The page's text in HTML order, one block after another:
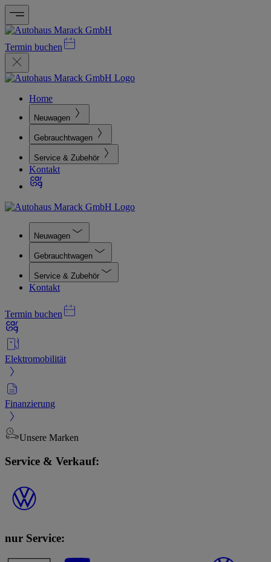
Termin buchen
Home
Neuwagen
Gebrauchtwagen
Service & Zubehör
Kontakt
Neuwagen
Gebrauchtwagen
Service & Zubehör
Kontakt
Termin buchen
Elektromobilität
Finanzierung
Unsere Marken
Service & Verkauf:
nur Service: